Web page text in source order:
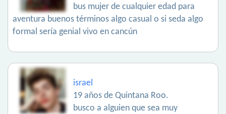
bus mujer de cualquier edad para
aventura buenos términos algo casual o si seda algo
formal sería genial vivo en cancún
israel
19 años de Quintana Roo.
busco a alguien que sea muy